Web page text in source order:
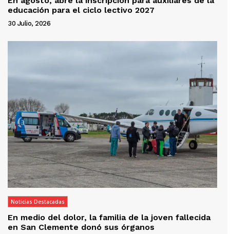
educación para el ciclo lectivo 2027
30 Julio, 2026
Noticias Destacadas
En medio del dolor, la familia de la joven fallecida
en San Clemente donó sus órganos